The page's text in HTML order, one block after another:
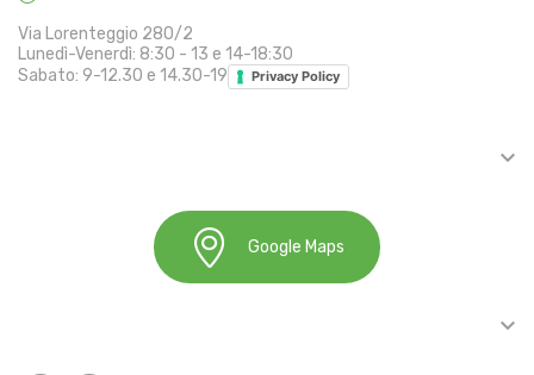
Via Lorenteggio 280/2
Lunedì-Venerdì: 8:30 - 13 e 14-18:30
Sabato: 9-12.30 e 14.30-19
Privacy Policy

Google Maps
